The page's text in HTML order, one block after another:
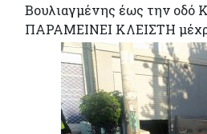
Βουλιαγμένης έως την οδό
ΠΑΡΑΜΕΙΝΕΙ ΚΛΕΙΣΤΗ